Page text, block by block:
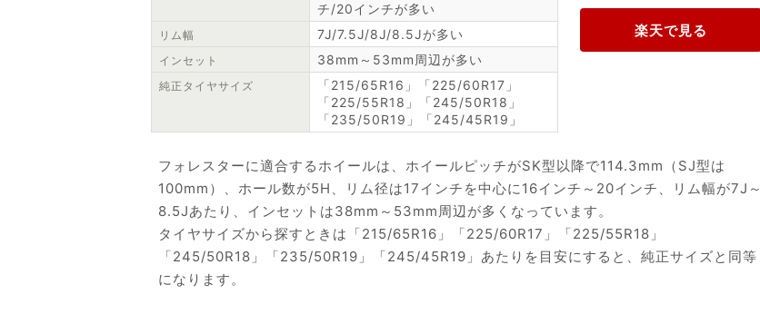
チ/20インチが多い
リム幅 7J/7.5J/8J/8.5Jが多い
インセット 38mm～53mm周辺が多い
純正タイヤサイズ
「215/65R16」「225/60R17」
「225/55R18」「245/50R18」
「235/50R19」「245/45R19」
フォレスターに適合するホイールは、ホイールピッチがSK型以降で114.3mm（SJ型は
100mm）、ホール数が5H、リム径は17インチを中心に16インチ～20インチ、リム幅が7J～
8.5Jあたり、インセットは38mm～53mm周辺が多くなっています。
タイヤサイズから探すときは「215/65R16」「225/60R17」「225/55R18」
「245/50R18」「235/50R19」「245/45R19」あたりを目安にすると、純正サイズと同等
になります。